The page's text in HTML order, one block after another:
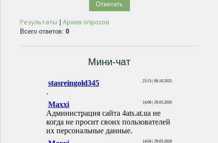
Результаты Архив опросов
Всего ответов: 0
Мини-чат